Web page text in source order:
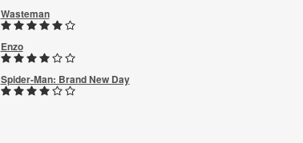
Wasteman
Enzo
Spider-Man: Brand New Day